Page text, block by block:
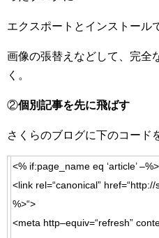
エクスポートとインストール
画像の張替えなどして、完全
く。
②個別記事を先に飛ばす
さくらのブログに下のコード
<% if:page name eq ‘article’ –%>
< link rel =“canonical” href=
%>“>
<meta http–equiv=“refresh”